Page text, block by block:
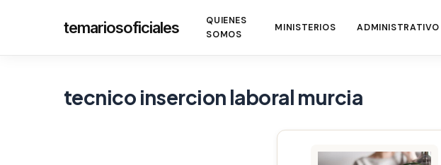
temariosoficiales
QUIENES
SOMOS
MINISTERIOS ADMINISTRATIVO
tecnico insercion laboral murcia
Este